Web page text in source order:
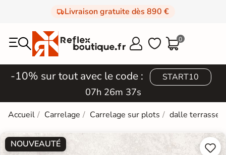
Livraison gratuite dès 890 €
  0
-10% sur tout avec le code : START10
07h 26m 36s
Accueil Carrelage Carrelage sur plots dalle terrasse
NOUVEAUTÉ 
